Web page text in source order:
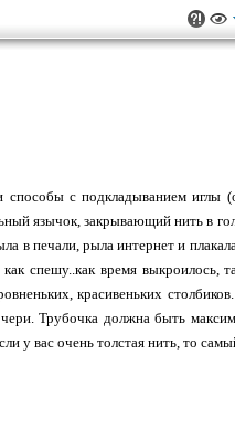
с подкладыванием иглы
язычок, закрывающий нить в
в печали, рыла интернет и
спешу..как время выкроилось,
красивеньких
Трубочка должна быть
у вас очень толстая нить, то